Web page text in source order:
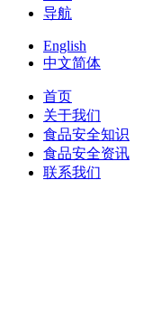
导航
English
中文简体
首页
关于我们
食品安全知识
食品安全资讯
联系我们